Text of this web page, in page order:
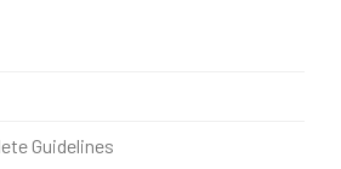
Guidelines